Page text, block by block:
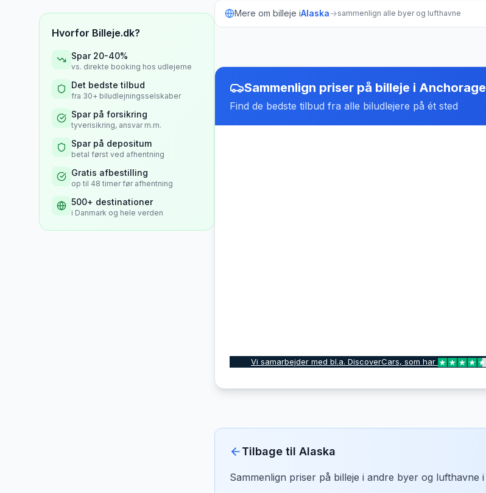
Hvorfor Billeje.dk?
Spar 20-40%
vs. direkte booking hos udlejerne
Det bedste tilbud
fra 30+ biludlejningsselskaber
Spar på forsikring
tyverisikring, ansvar m.m.
Spar på depositum
betal først ved afhentning
Gratis afbestilling
op til 48 timer før afhentning
500+ destinationer
i Danmark og hele verden
Mere om billeje iAlaska→sammenlign alle byer og lufthavne
Sammenlign priser på billeje i Anchorage
Find de bedste tilbud fra alle biludlejere på ét sted
Vi samarbejder med bl.a. DiscoverCars, som har
Tilbage til Alaska
Sammenlign priser på billeje i andre byer og lufthavne i